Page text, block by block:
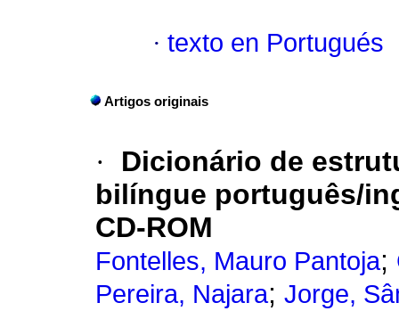
· texto en Portugués
Artigos originais
·
Dicionário de
bilíngue português/
CD-ROM
Fontelles, Mauro Pantoja;
Pereira, Najara; Jorge,